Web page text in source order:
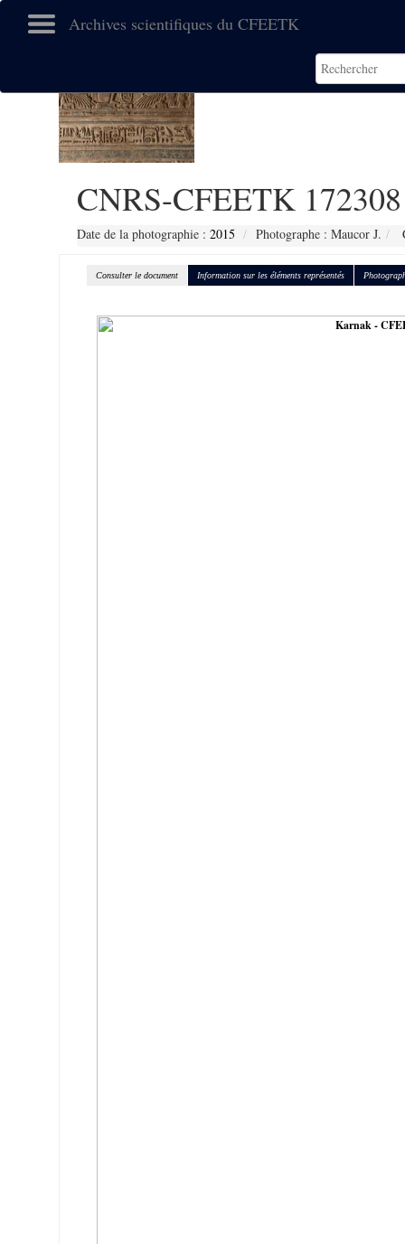
Archives scientifiques du CFEETK
CNRS-CFEETK 172308
Date de la photographie : 2015 Photographe : Maucor J.
Consulter le document Information sur les éléments représentés